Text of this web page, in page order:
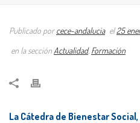
Publicado porcece-andalucia el25
en la sección Actualidad, Formación
La Cátedra de Bienestar